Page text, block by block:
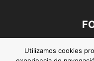
Utilizamos cookies